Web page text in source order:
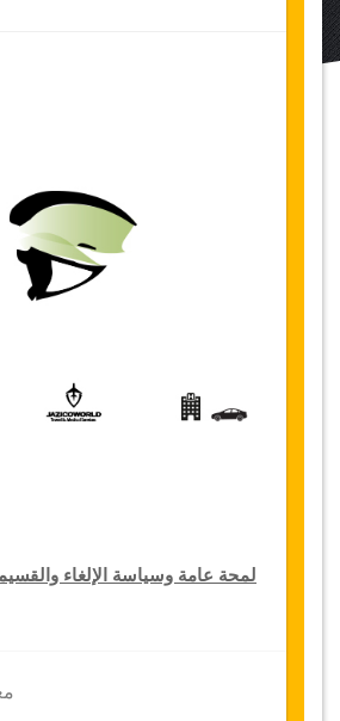
لمحة عامة وسياسة الإلغاء
رأب أو تجميل الجفن العلوي